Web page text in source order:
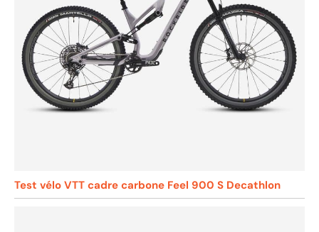
Test vélo VTT cadre carbone Feel 900 S Decathlon